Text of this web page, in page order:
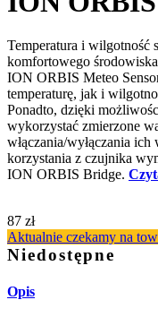
Temperatura i wilgotność
komfortowego
ION ORBIS Meteo
temperaturę, jak i
Ponadto, dzięki
wykorzystać zmierzone
włączania/wyłączania
korzystania z czujnika
ION ORBIS Bridge.
87 zł
Aktualnie czekamy na
Niedostępne
Opis